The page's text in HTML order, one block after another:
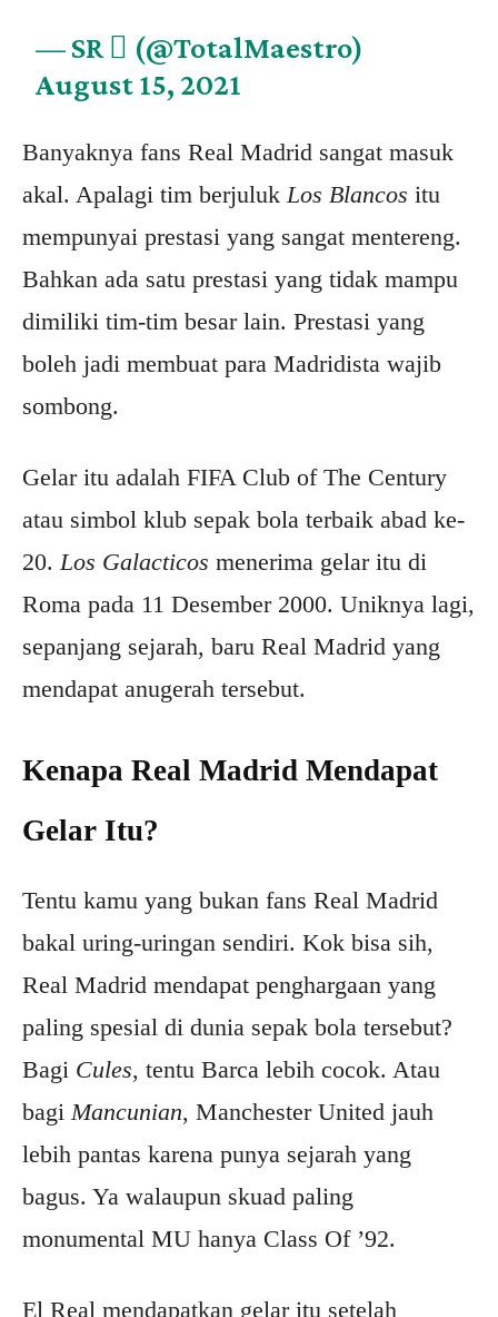
— SR  (@TotalMaestro)
August 15, 2021
Banyaknya fans Real Madrid sangat masuk
akal. Apalagi tim berjulukLos Blancos itu
mempunyai prestasi yang sangat mentereng.
Bahkan ada satu prestasi yang tidak mampu
dimiliki tim-tim besar lain. Prestasi yang
boleh jadi membuat para Madridista wajib
sombong.
Gelar itu adalah FIFA Club of The Century
atau simbol klub sepak bola terbaik abad ke-
20.Los Galacticos menerima gelar itu di
Roma pada 11 Desember 2000. Uniknya lagi,
sepanjang sejarah, baru Real Madrid yang
mendapat anugerah tersebut.
Kenapa Real Madrid Mendapat
Gelar Itu?
Tentu kamu yang bukan fans Real Madrid
bakal uring-uringan sendiri. Kok bisa sih,
Real Madrid mendapat penghargaan yang
paling spesial di dunia sepak bola tersebut?
Bagi Cules, tentu Barca lebih cocok. Atau
bagiMancunian, Manchester United jauh
lebih pantas karena punya sejarah yang
bagus. Ya walaupun skuad paling
monumental MU hanya Class Of ’92.
El Real mendapatkan gelar itu setelah